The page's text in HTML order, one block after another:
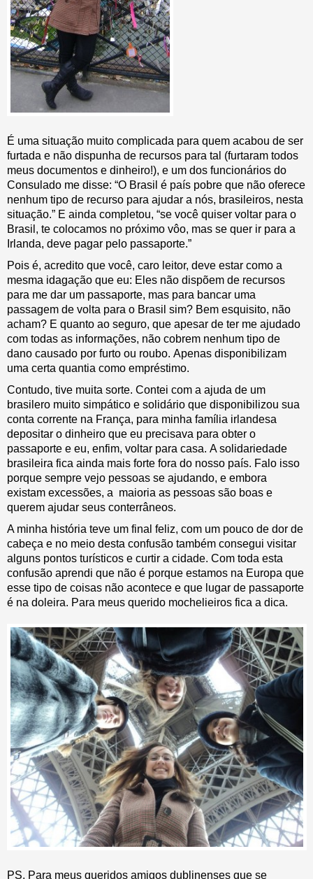
É uma situação muito complicada para quem acabou de ser
furtada e não dispunha de recursos para tal (furtaram todos
meus documentos e dinheiro!), e um dos funcionários do
Consulado me disse: “O Brasil é país pobre que não oferece
nenhum tipo de recurso para ajudar a nós, brasileiros, nesta
situação.” E ainda completou, “se você quiser voltar para o
Brasil, te colocamos no próximo vôo, mas se quer ir para a
Irlanda, deve pagar pelo passaporte.”
Pois é, acredito que você, caro leitor, deve estar como a
mesma idagação que eu: Eles não dispõem de recursos
para me dar um passaporte, mas para bancar uma
passagem de volta para o Brasil sim? Bem esquisito, não
acham? E quanto ao seguro, que apesar de ter me ajudado
com todas as informações, não cobrem nenhum tipo de
dano causado por furto ou roubo. Apenas disponibilizam
uma certa quantia como empréstimo.
Contudo, tive muita sorte. Contei com a ajuda de um
brasilero muito simpático e solidário que disponibilizou sua
conta corrente na França, para minha família irlandesa
depositar o dinheiro que eu precisava para obter o
passaporte e eu, enfim, voltar para casa. A solidariedade
brasileira fica ainda mais forte fora do nosso país. Falo isso
porque sempre vejo pessoas se ajudando, e embora
existam excessões, a maioria as pessoas são boas e
querem ajudar seus conterrâneos.
A minha história teve um final feliz, com um pouco de dor de
cabeça e no meio desta confusão também consegui visitar
alguns pontos turísticos e curtir a cidade. Com toda esta
confusão aprendi que não é porque estamos na Europa que
esse tipo de coisas não acontece e que lugar de passaporte
é na doleira. Para meus querido mochelieiros fica a dica.
PS. Para meus queridos amigos dublinenses que se